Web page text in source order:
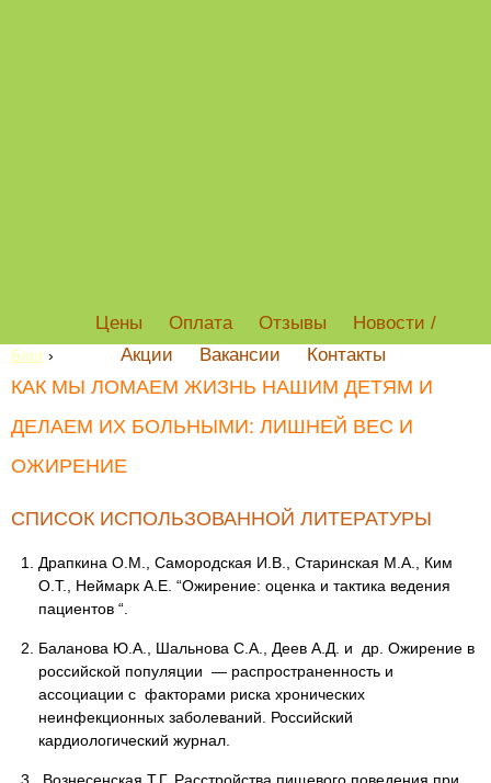
Цены Оплата Отзывы
Новости /
Акции
Вакансии Контакты
Блог ›
КАК МЫ ЛОМАЕМ ЖИЗНЬ НАШИМ ДЕТЯМ И
ДЕЛАЕМ ИХ БОЛЬНЫМИ: ЛИШНЕЙ ВЕС И
ОЖИРЕНИЕ
СПИСОК ИСПОЛЬЗОВАННОЙ ЛИТЕРАТУРЫ
Драпкина О.М., Самородская И.В., Старинская М.А., Ким
О.Т., Неймарк А.Е. “Ожирение: оценка и тактика ведения
пациентов “.
Баланова Ю.А., Шальнова С.А., Деев А.Д. и др. Ожирение в
российской популяции — распространенность и
ассоциации с факторами риска хронических
неинфекционных заболеваний. Российский
кардиологический журнал.